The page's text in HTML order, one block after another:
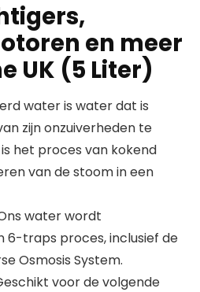
en meer
UK (5 Liter)
water is water dat is
zijn onzuiverheden te
het proces van kokend
van de stoom in een
Ons water wordt
6-traps proces, inclusief de
Osmosis System.
Geschikt voor de volgende